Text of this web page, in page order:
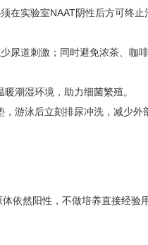
在实验室NAAT阴性后方可终
尿道刺激；同时避免浓茶、咖
潮湿环境，助力细菌繁殖。
，游泳后立刻排尿冲洗，减少外
依然阳性，不做培养直接经验